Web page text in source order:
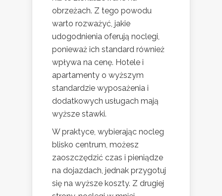
obrzeżach. Z tego powodu
warto rozważyć, jakie
udogodnienia oferują noclegi,
ponieważ ich standard również
wpływa na cenę. Hotele i
apartamenty o wyższym
standardzie wyposażenia i
dodatkowych usługach mają
wyższe stawki.
W praktyce, wybierając nocleg
blisko centrum, możesz
zaoszczędzić czas i pieniądze
na dojazdach, jednak przygotuj
się na wyższe koszty. Z drugiej